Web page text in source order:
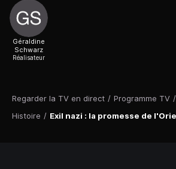
Regarder la TV en direct / Programme TV /
Histoire / Exil nazi : la promesse de
Géraldine
Schwarz
Réalisateur